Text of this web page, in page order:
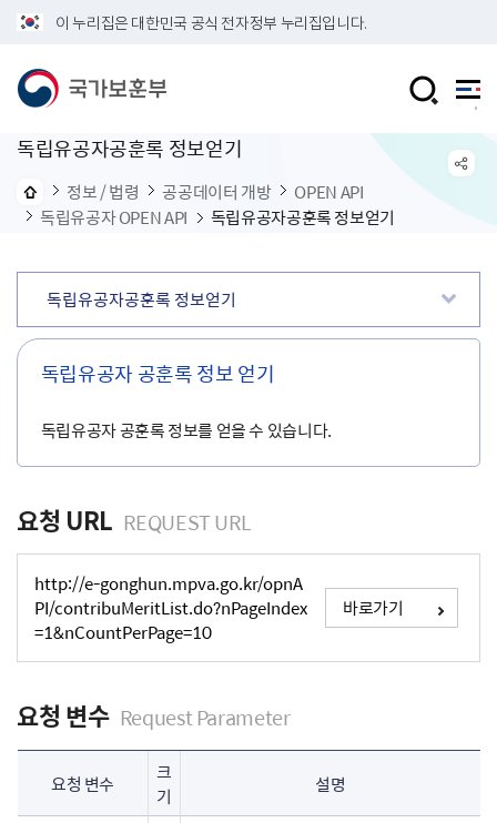
이 누리집은 대한민국 공식 전자정부 누리집입니다.
독립유공자공훈록 정보얻기
정보 / 법령 공공데이터 개방
OPEN API
독립유공자 OPEN API
독립유공자공훈록 정보얻기
독립유공자공훈록 정보얻기
독립유공자 공훈록 정보 얻기
독립유공자 공훈록 정보를 얻을 수 있습니다.
요청 URL REQUEST URL
http://e-gonghun.mpva.go.kr/opnA
PI/contribuMeritList.do?nPageIndex
=1&nCountPerPage=10
바로가기
요청 변수 Request Parameter
요청 변수
크
기
설명